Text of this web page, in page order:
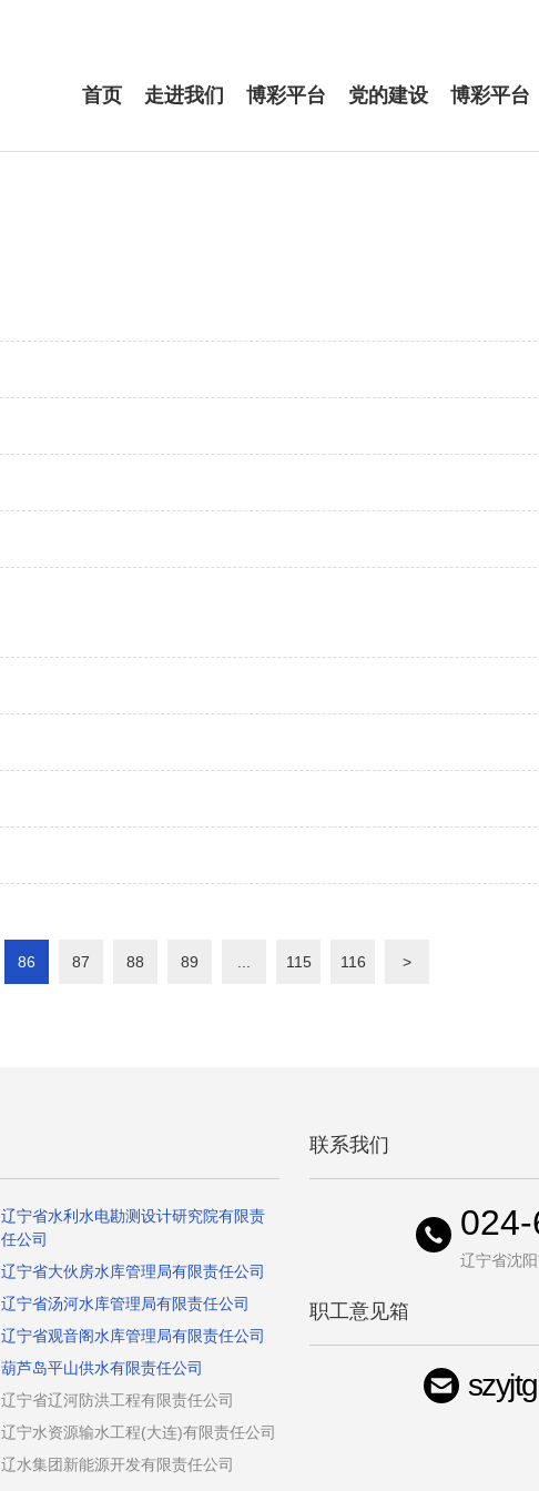
首页 走进我们 博彩平台 党的建设 博彩平台
86 87 88 89 115 116 >
辽宁省水利水电勘测设计研究院有限责
任公司
辽宁省大伙房水库管理局有限责任公司
辽宁省汤河水库管理局有限责任公司
辽宁省观音阁水库管理局有限责任公司
葫芦岛平山供水有限责任公司
辽宁省辽河防洪工程有限责任公司
辽宁水资源输水工程(大连)有限责任公司
辽水集团新能源开发有限责任公司
联系我们
辽宁省沈
职工意见箱